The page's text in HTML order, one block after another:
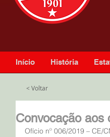
Início História
< Voltar
Convocação aos
Ofício nº 006/2019 – CE/